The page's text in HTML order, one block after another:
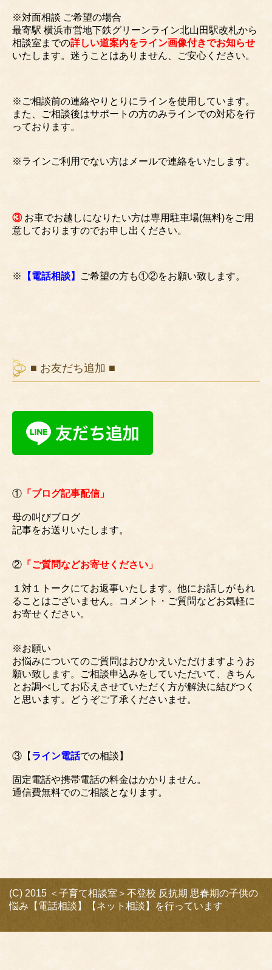
※対面相談 ご希望の場合
最寄駅 横浜市営地下鉄グリーンライン北山田駅改札から
相談室までの詳しい道案内をライン画像付きでお知らせ
いたします。迷うことはありません、ご安心ください。
※ご相談前の連絡やりとりにラインを使用しています。
また、ご相談後はサポートの方のみラインでの対応を行
っております。
※ラインご利用でない方はメールで連絡をいたします。
③お車でお越しになりたい方は専用駐車場(無料)をご用
意しておりますのでお申し出ください。
※ 【電話相談】 ご希望の方も①②をお願い致します。
■ お友だち追加 ■
① 「ブログ記事配信」
母の叫びブログ
記事をお送りいたします。
② 「ご質問などお寄せください」
１対１トークにてお返事いたします。他にお話しがもれ
ることはございません。コメント・ご質問などお気軽に
お寄せください。
※お願い
お悩みについてのご質問はおひかえいただけますようお
願い致します。ご相談申込みをしていただいて、きちん
とお調べしてお応えさせていただく方が解決に結びつく
と思います。どうぞご了承くださいませ。
③【 ライン電話での相談】
固定電話や携帯電話の料金はかかりません。
通信費無料でのご相談となります。
(C) 2015 ＜子育て相談室＞不登校 反抗期 思春期の子供の
悩み【電話相談】【ネット相談】を行っています